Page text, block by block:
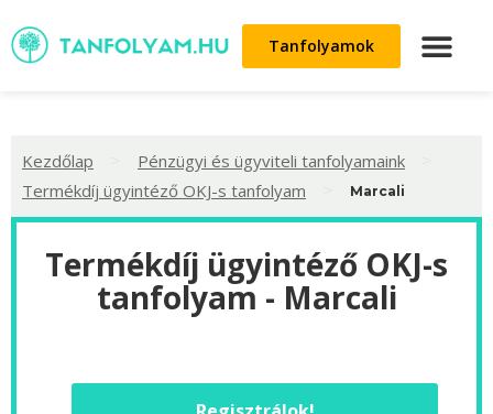
Tanfolyamok
Kezdőlap Pénzügyi és ügyviteli tanfolyamaink
Termékdíj ügyintéző OKJ-s tanfolyam Marcali
Termékdíj ügyintéző OKJ-s
tanfolyam - Marcali